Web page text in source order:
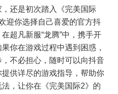
还是初次踏入《完美国际
迎你选择自己喜爱的官方抖
超凡新服“龙腾”中，携手开
你在游戏过程中遇到困惑，
不必担心，随时可以向抖音
供详尽的游戏指导，帮助你
，让你在《完美国际2》的